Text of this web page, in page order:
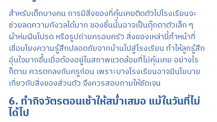
สำหรับเด็กบางคน การมีสิ่งของที่คุ้นเคยติดตัวไปโรงเรียนจะ
ช่วยลดความกังวลได้มาก ของชิ้นนั้นอาจเป็นตุ๊กตาตัวเล็ก ๆ
ผ้าห่มผืนโปรด หรือรูปถ่ายครอบครัว สิ่งของเหล่านี้ทำหน้าที่
เชื่อมโยงความรู้สึกปลอดภัยจากบ้านไปสู่โรงเรียน ทำให้ลูกรู้สึก
อุ่นใจมากขึ้นเมื่อต้องอยู่ในสภาพแวดล้อมที่ไม่คุ้นเคย อย่างไร
ก็ตาม ควรตกลงกับครูก่อน เพราะบางโรงเรียนอาจมีนโยบาย
เกี่ยวกับสิ่งของส่วนตัว จึงควรสอบถามให้ชัดเจน
6. ทำกิจวัตรตอนเช้าให้สม่ำเสมอ แม้ในวันที่ไม่
ได้ไป